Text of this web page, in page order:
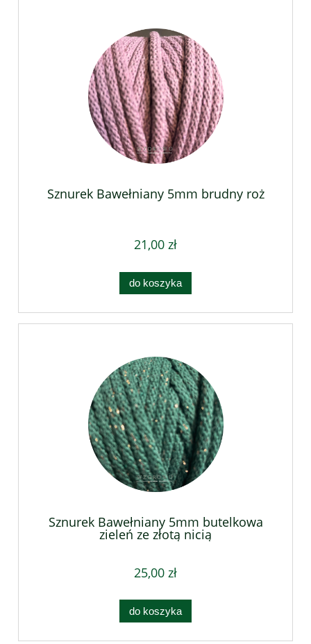
Sznurek Bawełniany 5mm brudny roż
21,00 zł
do koszyka
Sznurek Bawełniany 5mm butelkowa
zieleń ze złotą nicią
25,00 zł
do koszyka